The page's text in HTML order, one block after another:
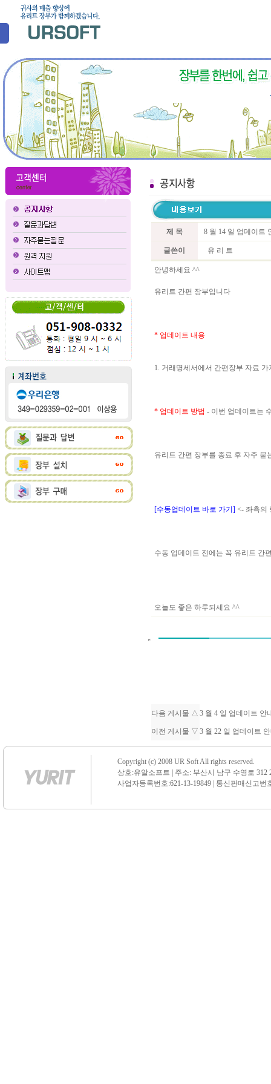
제 목 8 월 14 일 업데이트
글쓴이 유 리 트
안녕하세요 ^^
유리트 간편 장부입니다
* 업데이트 내용
1. 거래명세서에서 간편장부 자료
* 업데이트 방법 - 이번 업데이트는
유리트 간편 장부를 종료 후 자주
[수동업데이트 바로 가기] <- 좌측의
수동 업데이트 전에는 꼭 유리트 간
오늘도 좋은 하루되세요 ^^
다음 게시물 △ 3 월 4 일 업데이트 안
이전 게시물 ▽ 3 월 22 일 업데이트
Copyright (c) 2008 UR Soft All rights reserved.
상호:유알소프트 | 주소: 부산시 남구 수영로 312
사업자등록번호:621-13-19849 | 통신판매신고번